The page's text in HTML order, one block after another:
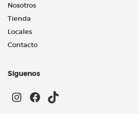
Nosotros
Tienda
Locales
Contacto
Síguenos
Instagram
Facebook
TikTok